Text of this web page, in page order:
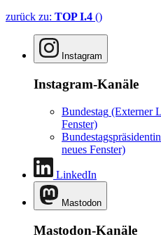
zurück zu: TOP I.4 ()
Instagram
Instagram-Kanäle
Bundestag (Externer
Fenster)
Bundestagspräsidentin
neues Fenster)
LinkedIn
Mastodon
Mastodon-Kanäle